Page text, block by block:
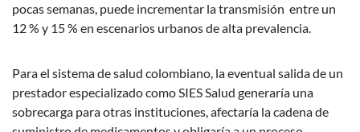
pocas semanas, puede incrementar la transmisión entre un
12 % y 15 % en escenarios urbanos de alta prevalencia.
Para el sistema de salud colombiano, la eventual salida de un
prestador especializado como SIES Salud generaría una
sobrecarga para otras instituciones, afectaría la cadena de